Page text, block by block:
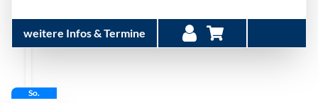
weitere Infos & Termine
So.